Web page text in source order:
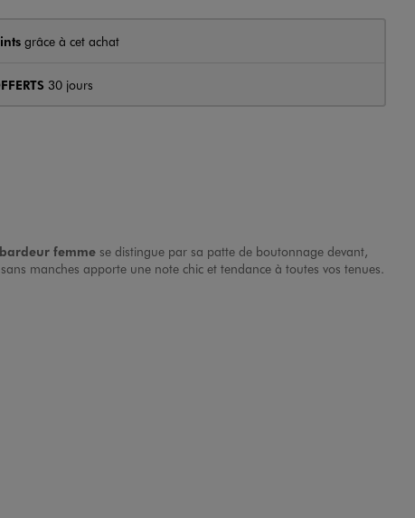
grâce à cet achat
30 jours
femme se distingue par sa patte de boutonnage devant,
manches apporte une note chic et tendance à toutes vos tenues.